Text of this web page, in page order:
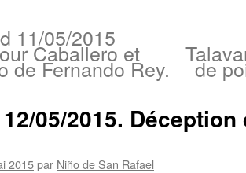
11/05/2015
Caballero et
de Fernando Rey. de
05/2015.
2015par Niño de San Rafael